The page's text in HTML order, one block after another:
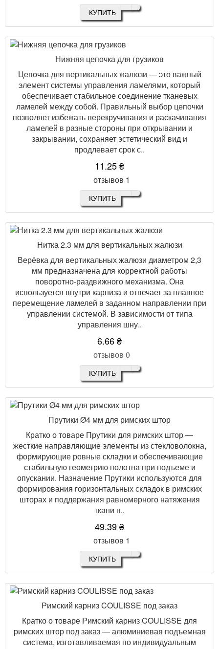
КУПИТЬ
Нижняя цепочка для грузиков
Цепочка для вертикальных жалюзи — это важный
элемент системы управления ламелями, который
обеспечивает стабильное соединение тканевых
ламелей между собой. Правильный выбор цепочки
позволяет избежать перекручивания и раскачивания
ламелей в разные стороны при открывании и
закрывании, сохраняет эстетический вид и
продлевает срок с..
11.25 ₴
отзывов 1
КУПИТЬ
Нитка 2.3 мм для вертикальных жалюзи
Верёвка для вертикальных жалюзи диаметром 2,3
мм предназначена для корректной работы
поворотно-раздвижного механизма. Она
используется внутри карниза и отвечает за плавное
перемещение ламелей в заданном направлении при
управлении системой. В зависимости от типа
управления шну..
6.66 ₴
отзывов 0
КУПИТЬ
Прутики Ø4 мм для римских штор
Кратко о товаре Прутики для римских штор —
жесткие направляющие элементы из стекловолокна,
формирующие ровные складки и обеспечивающие
стабильную геометрию полотна при подъеме и
опускании. Назначение Прутики используются для
формирования горизонтальных складок в римских
шторах и поддержания равномерного натяжения
ткани п..
49.39 ₴
отзывов 1
КУПИТЬ
Римский карниз COULISSE под заказ
Кратко о товаре Римский карниз COULISSE для
римских штор под заказ — алюминиевая подъемная
система, изготавливаемая по индивидуальным